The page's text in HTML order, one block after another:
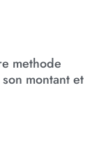
methode
montant et